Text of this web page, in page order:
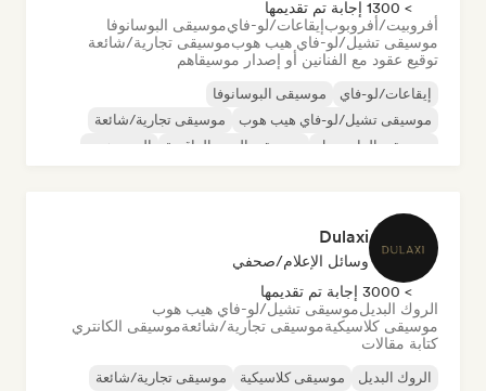
> 1300 إجابة تم تقديمها
أفروبيت/أفروبوبإيقاعات/لو-فايموسيقى البوسانوفا
موسيقى تشيل/لو-فاي هيب هوبموسيقى تجارية/شائعة
توقيع عقود مع الفنانين أو إصدار موسيقاهم
إيقاعات/لو-فاي
موسيقى البوسانوفا
موسيقى تشيل/لو-فاي هيب هوب
موسيقى تجارية/شائعة
موسيقى الدانسهول
موسيقى البوب الراقصة
الهيب هوب
Dulaxi
وسائل الإعلام/صحفي
> 3000 إجابة تم تقديمها
الروك البديلموسيقى تشيل/لو-فاي هيب هوب
موسيقى كلاسيكيةموسيقى تجارية/شائعةموسيقى الكانتري
كتابة مقالات
الروك البديل موسيقى كلاسيكية
موسيقى تجارية/شائعة